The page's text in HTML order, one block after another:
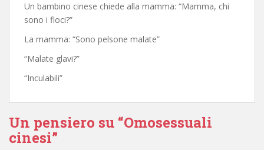
Un bambino cinese chiede alla mamma: “Mamma, chi
sono i floci?”
La mamma: “Sono pelsone malate”
“Malate glavi?”
“Inculabili”
Un pensiero su “Omosessuali
cinesi”